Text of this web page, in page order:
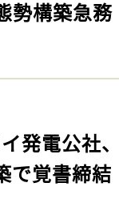
勢構築急務
イ発電公社
で覚書締結